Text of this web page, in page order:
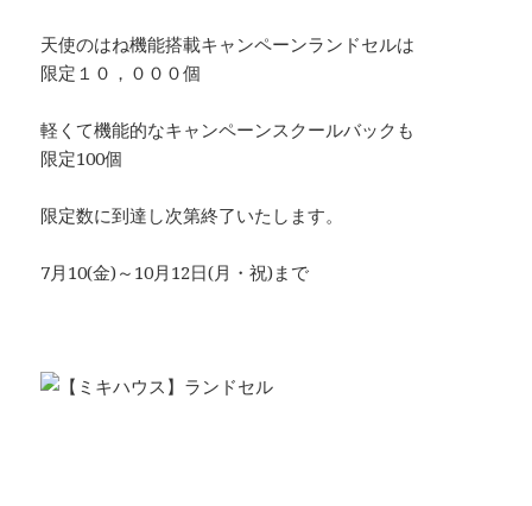
天使のはね機能搭載キャンペーンランドセルは
限定１０，０００個
軽くて機能的なキャンペーンスクールバックも
限定100個
限定数に到達し次第終了いたします。
7月10(金)～10月12日(月・祝)まで